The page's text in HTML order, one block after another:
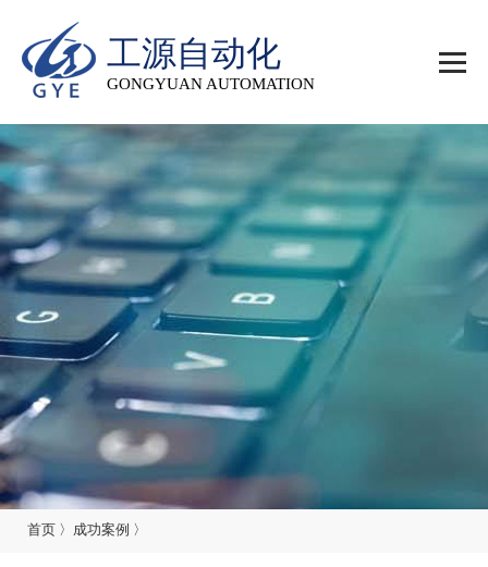
工源自动化
GONGYUAN AUTOMATION
首页 〉 成功案例 〉